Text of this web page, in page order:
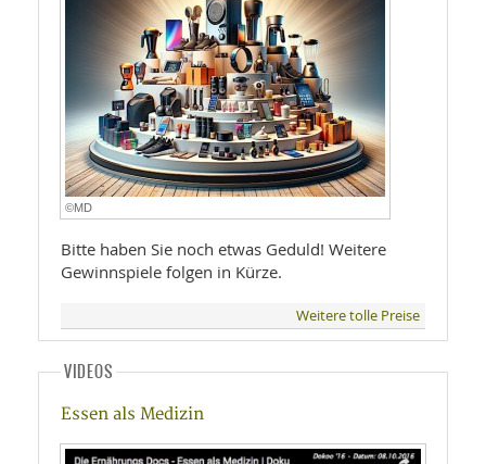
©MD
Bitte haben Sie noch etwas Geduld! Weitere
Gewinnspiele folgen in Kürze.
Weitere tolle Preise
VIDEOS
Essen als Medizin